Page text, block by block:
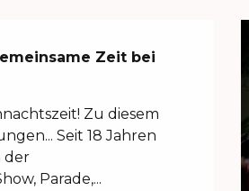
Zeit bei
Zu diesem
Seit 18 Jahren
der
Parade,...